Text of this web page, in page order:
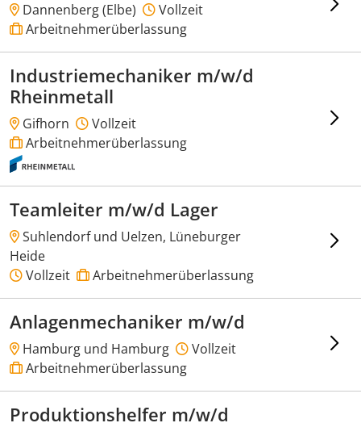
Dannenberg (Elbe)
Vollzeit
Arbeitnehmerüberlassung
Industriemechaniker m/w/d
Rheinmetall
Gifhorn
Vollzeit
Arbeitnehmerüberlassung
Teamleiter m/w/d Lager
Suhlendorf und Uelzen, Lüneburger
Heide
Vollzeit
Arbeitnehmerüberlassung
Anlagenmechaniker m/w/d
Hamburg und Hamburg
Vollzeit
Arbeitnehmerüberlassung
Produktionshelfer m/w/d